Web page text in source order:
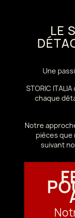
LE
Une
STORIC
chaque
Notre
pièces
suivant